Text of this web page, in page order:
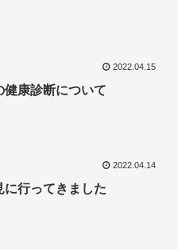
2022.04.15
健康診断について
2022.04.14
に行ってきました